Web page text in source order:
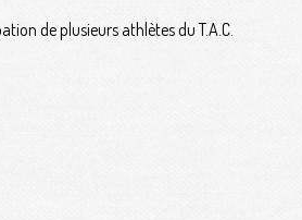
de plusieurs athlètes du T.A.C.